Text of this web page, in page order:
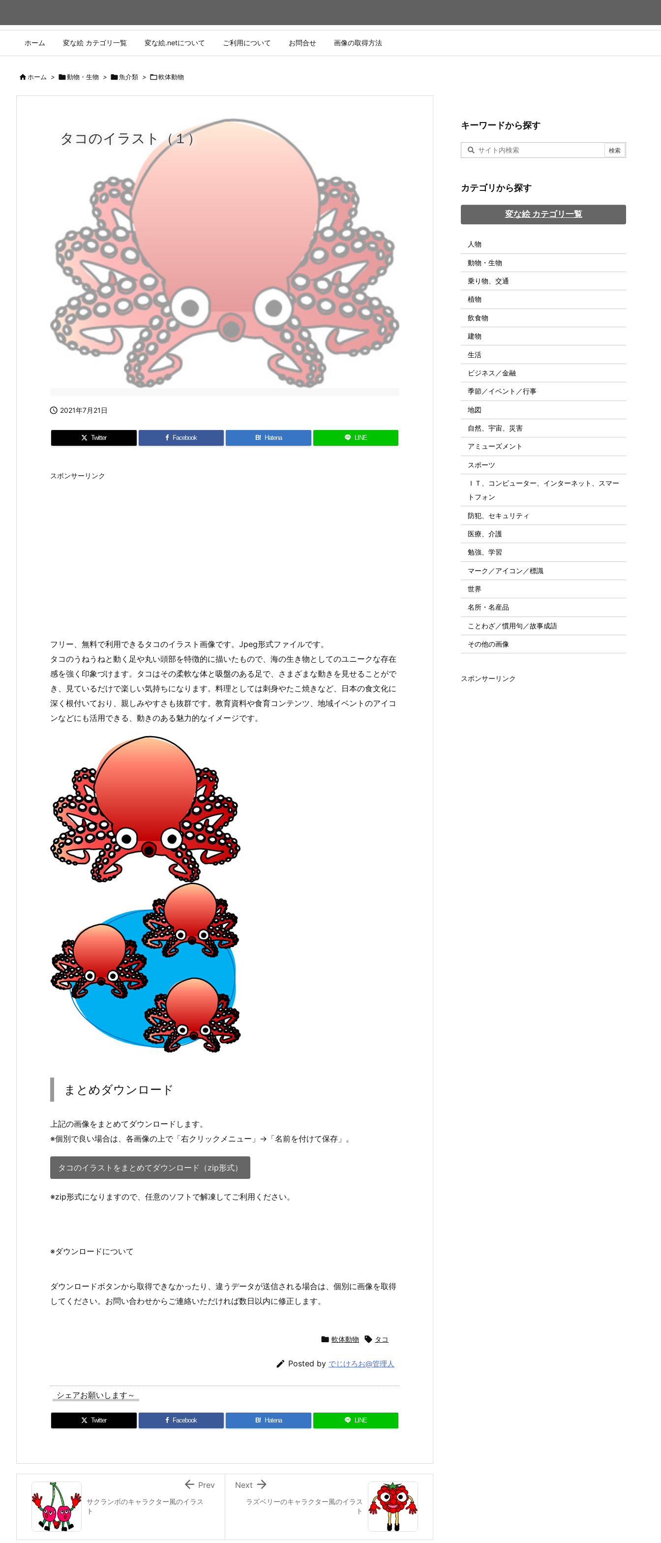
ホーム 変な絵 カテゴリ一覧 変な絵.netについて ご利用について お問合せ 画像の取得方法
ホーム > 動物・生物 > 魚介類 > 軟体動物
タコのイラスト（１）
 2021年7月21日
Twitter Facebook B! Hatena LINE
スポンサーリンク
フリー、無料で利用できるタコのイラスト画像です。Jpeg形式ファイルです。
タコのうねうねと動く足や丸い頭部を特徴的に描いたもので、海の生き物としてのユニークな存在
感を強く印象づけます。タコはその柔軟な体と吸盤のある足で、さまざまな動きを見せることがで
き、見ているだけで楽しい気持ちになります。料理としては刺身やたこ焼きなど、日本の食文化に
深く根付いており、親しみやすさも抜群です。教育資料や食育コンテンツ、地域イベントのアイコ
ンなどにも活用できる、動きのある魅力的なイメージです。
まとめダウンロード
上記の画像をまとめてダウンロードします。
※個別で良い場合は、各画像の上で「右クリックメニュー」→「名前を付けて保存」。
タコのイラストをまとめてダウンロード（zip形式）
※zip形式になりますので、任意のソフトで解凍してご利用ください。
※ダウンロードについて
ダウンロードボタンから取得できなかったり、違うデータが送信される場合は、個別に画像を取得
してください。お問い合わせからご連絡いただければ数日以内に修正します。
 軟体動物  タコ
 Posted by でじけろお@管理人
シェアお願いします～
Twitter Facebook B! Hatena LINE
ラズベリーのキャラクター風のイラス
ト

Next
サクランボのキャラクター風のイラス
ト
 Prev
キーワードから探す
カテゴリから探す
変な絵 カテゴリ一覧
人物
動物・生物
乗り物、交通
植物
飲食物
建物
生活
ビジネス／金融
季節／イベント／行事
地図
自然、宇宙、災害
アミューズメント
スポーツ
ＩＴ、コンピューター、インターネット、スマー
トフォン
防犯、セキュリティ
医療、介護
勉強、学習
マーク／アイコン／標識
世界
名所・名産品
ことわざ／慣用句／故事成語
その他の画像
スポンサーリンク